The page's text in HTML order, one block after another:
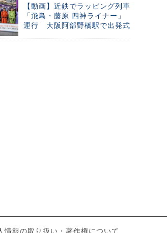
【動画】近鉄でラッピング列車
「飛鳥・藤原 四神ライナー」
運行 大阪阿部野橋駅で出発式
情報の取り扱い・著作権について